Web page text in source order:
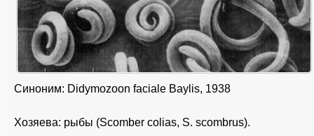
Синоним: Didymozoon faciale Baylis, 1938
Хозяева: рыбы (Scomber colias, S. scombrus).